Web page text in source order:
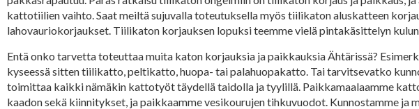
kattotiilien vaihto. Saat meiltä sujuvalla toteutuksella myös tiilikaton aluskatteen
lahovauriokorjaukset. Tiilikaton korjauksen lopuksi teemme vielä pintakäsittelyn
Entä onko tarvetta toteuttaa muita katon korjauksia ja paikkauksia Ähtärissä?
kyseessä sitten tiilikatto, peltikatto, huopa- tai palahuopakatto. Tai tarvitsevatko
toimittaa kaikki nämäkin kattotyöt täydellä taidolla ja tyylillä. Paikkamaalaamme
kaadon sekä kiinnitykset, ja paikkaamme vesikourujen tihkuvuodot. Kunnostamme ja